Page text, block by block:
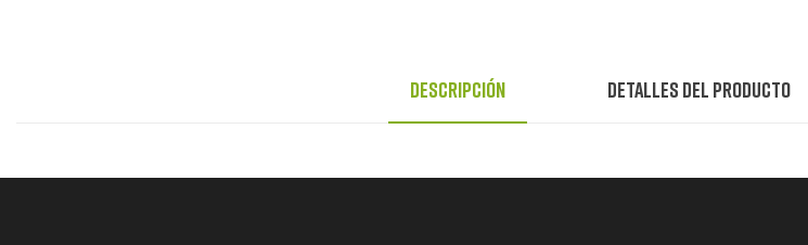
Descripción Detalles del producto